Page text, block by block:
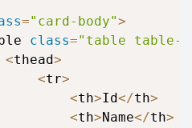
="card-body">
class="table table-
<thead>
<tr>
<th>Id</th>
<th>Name</th>